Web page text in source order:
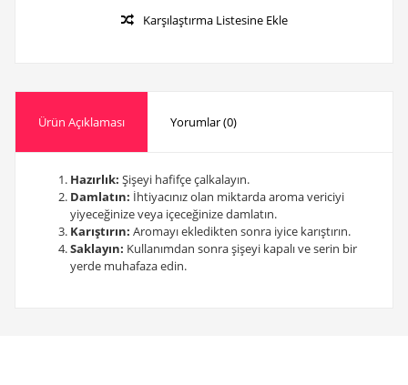
Karşılaştırma Listesine Ekle
Ürün Açıklaması Yorumlar (0)
Hazırlık: Şişeyi hafifçe çalkalayın.
Damlatın: İhtiyacınız olan miktarda aroma vericiyi
yiyeceğinize veya içeceğinize damlatın.
Karıştırın: Aromayı ekledikten sonra iyice karıştırın.
Saklayın: Kullanımdan sonra şişeyi kapalı ve serin bir
yerde muhafaza edin.